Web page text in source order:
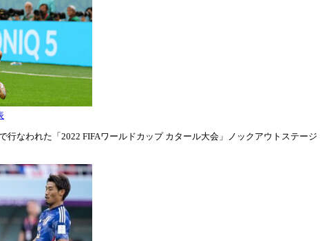
なわれた「2022 FIFAワールドカップ カタール大会」ノックアウトステージ